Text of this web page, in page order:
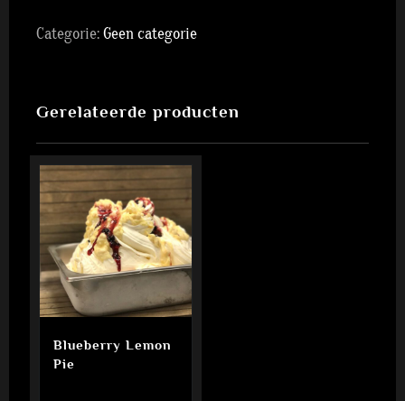
Categorie:Geen categorie
Gerelateerde producten
Blueberry Lemon
Pie